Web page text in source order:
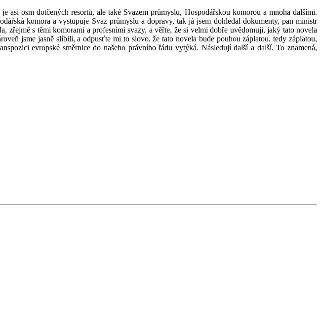
osm dotčených resortů, ale také Svazem průmyslu, Hospodářskou komorou a mnoha dalšími.
komora a vystupuje Svaz průmyslu a dopravy, tak já jsem dohledal dokumenty, pan ministr
s těmi komorami a profesními svazy, a věřte, že si velmi dobře uvědomuji, jaký tato novela
jsme jasně slíbili, a odpusťte mi to slovo, že tato novela bude pouhou záplatou, tedy záplatou,
evropské směrnice do našeho právního řádu vytýká. Následují další a další. To znamená,